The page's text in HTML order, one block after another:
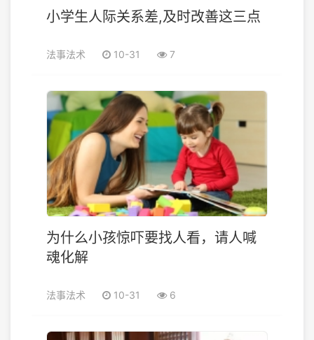
小学生人际关系差,及时改善这三点
法事法术 10-31 7
为什么小孩惊吓要找人看，请人喊
魂化解
法事法术 10-31 6